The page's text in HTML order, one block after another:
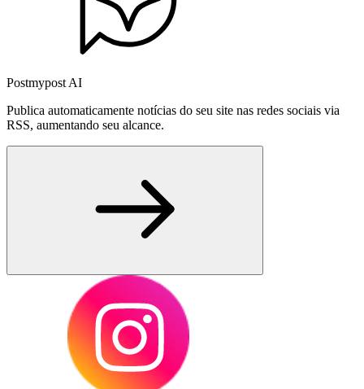
Postmypost AI
Publica automaticamente notícias do seu site nas redes sociais via
RSS, aumentando seu alcance.